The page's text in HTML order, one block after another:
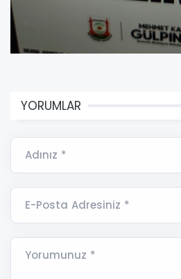
YORUMLAR
Adınız *
E-Posta Adresiniz *
Yorumunuz *